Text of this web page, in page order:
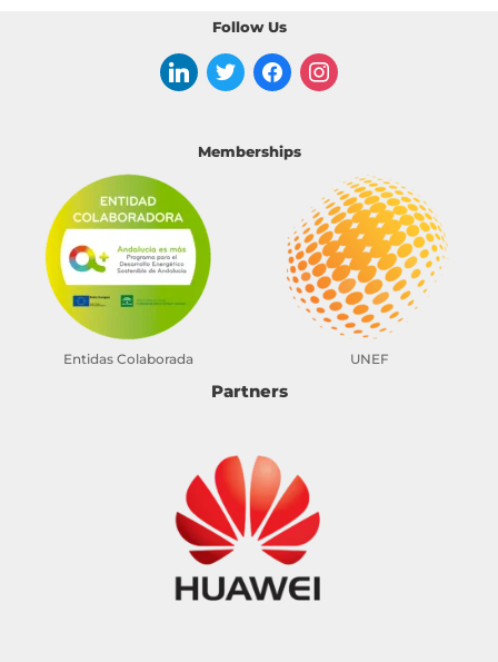
Follow Us
Memberships
Entidas Colaborada UNEF
Partners